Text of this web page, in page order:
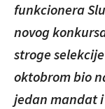
funkcionera
novog
stroge
oktobrom bio
jedan mandat